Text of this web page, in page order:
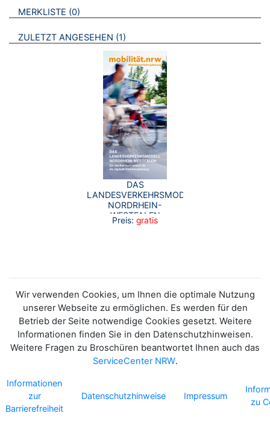
VERWEISE AUF VERMERKTE- ODER ZULETZT ANGESEHENE
MERKLISTE 0 BROSCHÜREN
ZULETZT ANGESEHEN 1 BROSCHÜREN
DAS
LANDESVERKEHRSMODELL
NORDRHEIN-
WESTFALEN
Preis: gratis
Wir verwenden Cookies, um Ihnen die optimale Nutzung
unserer Webseite zu ermöglichen. Es werden für den
Betrieb der Seite notwendige Cookies gesetzt. Weitere
Informationen finden Sie in den Datenschutzhinweisen.
Weitere Fragen zu Broschüren beantwortet Ihnen auch das
ServiceCenter NRW.
Informationen
zur
Barrierefreiheit
Datenschutzhinweise Impressum
zu